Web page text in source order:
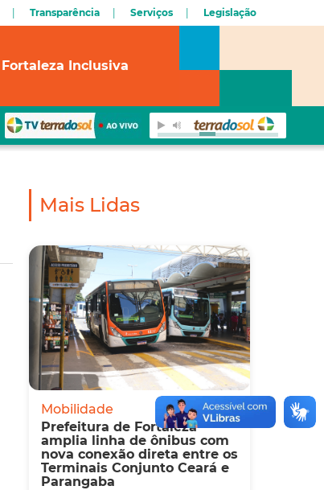
Transparência Serviços Legislação
Fortaleza Inclusiva
Mais Lidas
Mobilidade
Prefeitura de Fortaleza
amplia linha de ônibus com
nova conexão direta entre os
Terminais Conjunto Ceará e
Parangaba